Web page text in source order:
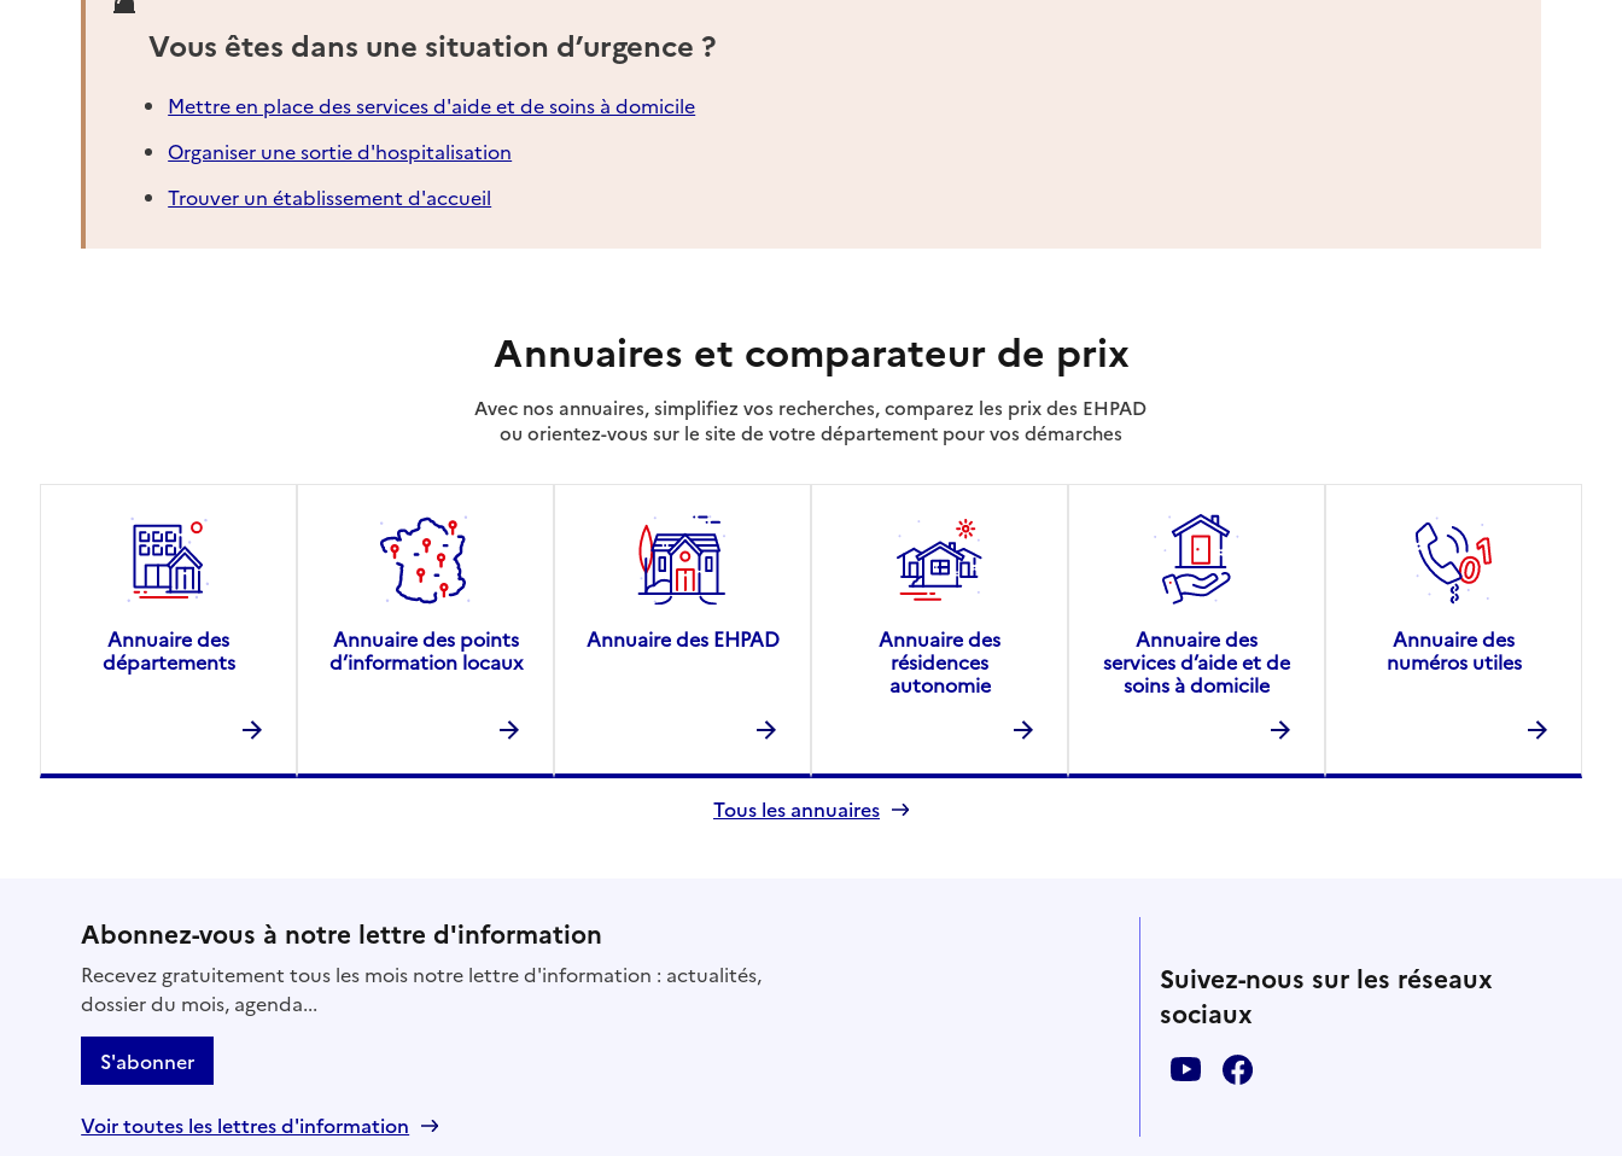
Vous êtes dans une situation d’urgence ?
Mettre en place des services d'aide et de soins à domicile
Organiser une sortie d'hospitalisation
Trouver un établissement d'accueil
Annuaires et comparateur de prix
Avec nos annuaires, simplifiez vos recherches, comparez les prix des EHPAD
ou orientez-vous sur le site de votre département pour vos démarches
Annuaire des
départements
Annuaire des points
d’information locaux
Annuaire des EHPAD
Annuaire des
résidences
autonomie
Annuaire des
services d’aide et de
soins à domicile
Annuaire des
numéros utiles
Tous les annuaires
Abonnez-vous à notre lettre d'information
Recevez gratuitement tous les mois notre lettre d'information : actualités,
dossier du mois, agenda...
S'abonner
Voir toutes les lettres d'information
Suivez-nous sur les réseaux
sociaux